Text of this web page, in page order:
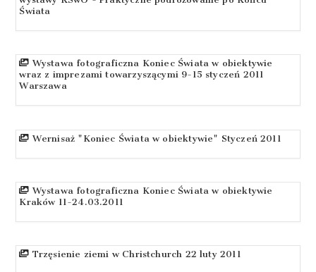
Świata
Wystawa fotograficzna Koniec Świata w obiektywie
wraz z imprezami towarzyszącymi 9-15 styczeń 2011
Warszawa
Wernisaż "Koniec Świata w obiektywie" Styczeń 2011
Wystawa fotograficzna Koniec Świata w obiektywie
Kraków 11-24.03.2011
Trzęsienie ziemi w Christchurch 22 luty 2011